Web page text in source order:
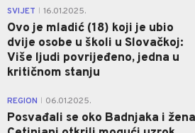
SVIJET 16.01.2025.
Ovo je mladić (18) koji je ubio
dvije osobe u školi u Slovačkoj:
Više ljudi povrijeđeno, jedna u
kritičnom stanju
REGION 06.01.2025.
Posvađali se oko Badnjaka i